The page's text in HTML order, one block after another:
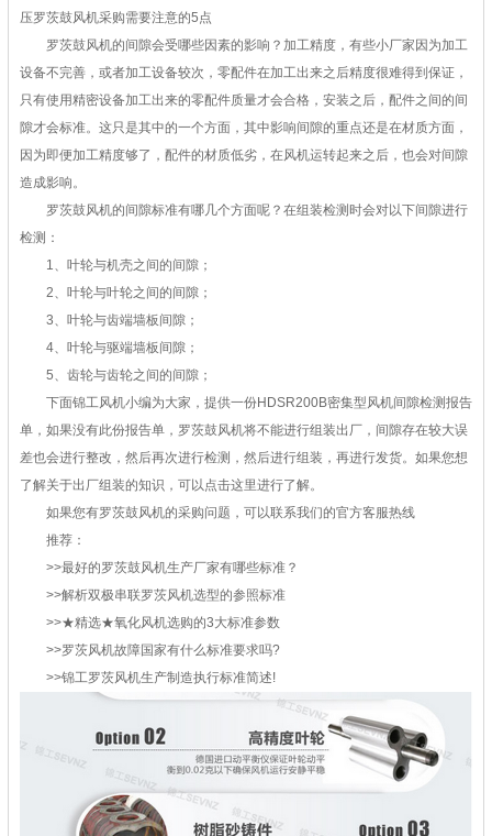
压罗茨鼓风机采购需要注意的5点
罗茨鼓风机的间隙会受哪些因素的影响？加工精度，有些小厂家因为加工
设备不完善，或者加工设备较次，零配件在加工出来之后精度很难得到保证，
只有使用精密设备加工出来的零配件质量才会合格，安装之后，配件之间的间
隙才会标准。这只是其中的一个方面，其中影响间隙的重点还是在材质方面，
因为即便加工精度够了，配件的材质低劣，在风机运转起来之后，也会对间隙
造成影响。
罗茨鼓风机的间隙标准有哪几个方面呢？在组装检测时会对以下间隙进行
检测：
1、叶轮与机壳之间的间隙；
2、叶轮与叶轮之间的间隙；
3、叶轮与齿端墙板间隙；
4、叶轮与驱端墙板间隙；
5、齿轮与齿轮之间的间隙；
下面锦工风机小编为大家，提供一份HDSR200B密集型风机间隙检测报告
单，如果没有此份报告单，罗茨鼓风机将不能进行组装出厂，间隙存在较大误
差也会进行整改，然后再次进行检测，然后进行组装，再进行发货。如果您想
了解关于出厂组装的知识，可以点击这里进行了解。
如果您有罗茨鼓风机的采购问题，可以联系我们的官方客服热线
推荐：
>>最好的罗茨鼓风机生产厂家有哪些标准？
>>解析双极串联罗茨风机选型的参照标准
>>★精选★氧化风机选购的3大标准参数
>>罗茨风机故障国家有什么标准要求吗?
>>锦工罗茨风机生产制造执行标准简述!